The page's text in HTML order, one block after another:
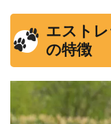
エスト
の特徴